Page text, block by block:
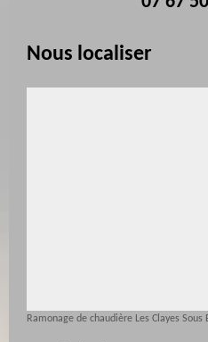
Nous localiser
Ramonage de chaudière Les Clayes Sous